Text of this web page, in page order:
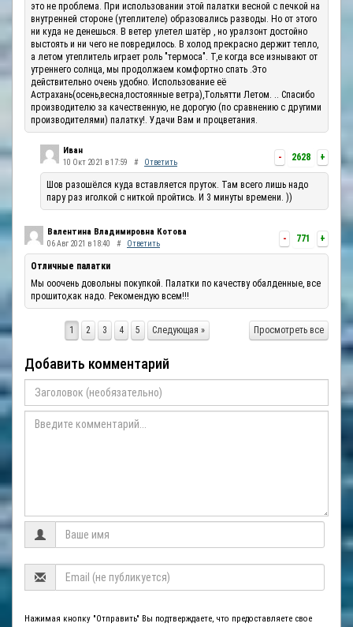
это не проблема. При использовании этой палатки весной с печкой на
внутренней стороне (утеплителе) образовались разводы. Но от этого
ни куда не денешься. В ветер улетел шатёр , но уралзонт достойно
выстоять и ни чего не повредилось. В холод прекрасно держит тепло,
а летом утеплитель играет роль "термоса". Т,е когда все изнывают от
утреннего солнца, мы продолжаем комфортно спать .Это
действительно очень удобно. Использование её
Астрахань(осень,весна,постоянные ветра),Тольятти Летом. .. Спасибо
производителю за качественную, не дорогую (по сравнению с другими
производителями) палатку!. Удачи Вам и процветания.
- 2628 +
Иван
10 Окт 2021 в 17:59 # Ответить
Шов разошёлся куда вставляется пруток. Там всего лишь надо
пару раз иголкой с ниткой пройтись. И 3 минуты времени. ))
- 771 +
Валентина Владимировна Котова
06 Авг 2021 в 18:40 # Ответить
Отличные палатки
Мы ооочень довольны покупкой. Палатки по качеству обалденные, все
прошито,как надо. Рекомендую всем!!!
Просмотреть все
1 2 3 4 5 Следующая »
Добавить комментарий
Нажимая кнопку "Отправить" Вы подтверждаете, что предоставляете свое